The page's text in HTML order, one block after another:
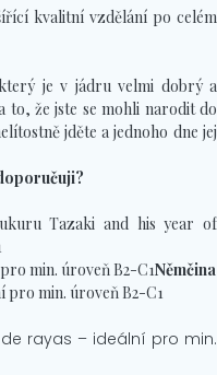
kvalitní vzdělání po celém
je v jádru velmi dobrý a
to, že jste se mohli narodit do
jděte a jednoho dne jej
Tazaki and his year of
min. úroveň B2-C1Němčina
pro min. úroveň B2-C1
rayas – ideální pro min.